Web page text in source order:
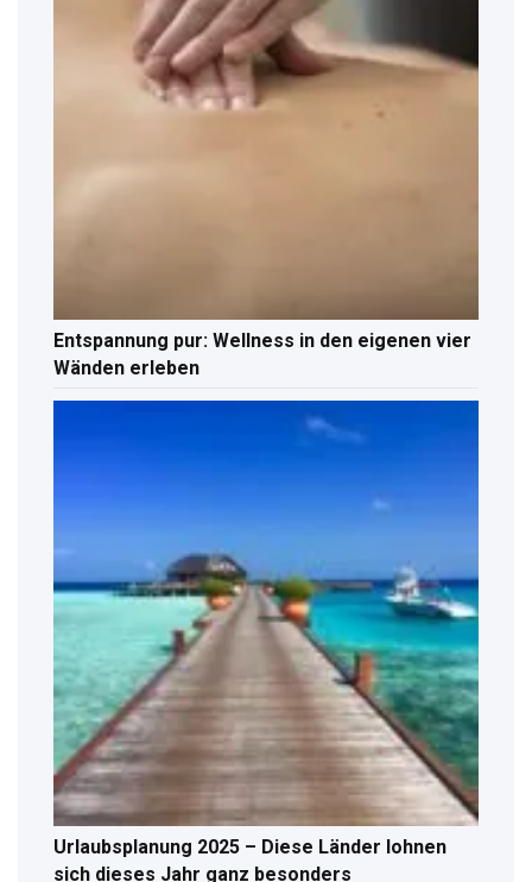
Entspannung pur: Wellness in den eigenen vier
Wänden erleben
Urlaubsplanung 2025 – Diese Länder lohnen
sich dieses Jahr ganz besonders